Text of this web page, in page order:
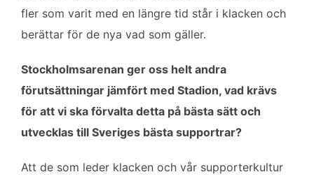
fler som varit med en längre tid står i klacken och
berättar för de nya vad som gäller.
Stockholmsarenan ger oss helt andra
förutsättningar jämfört med Stadion, vad krävs
för att vi ska förvalta detta på bästa sätt och
utvecklas till Sveriges bästa supportrar?
Att de som leder klacken och vår supporterkultur